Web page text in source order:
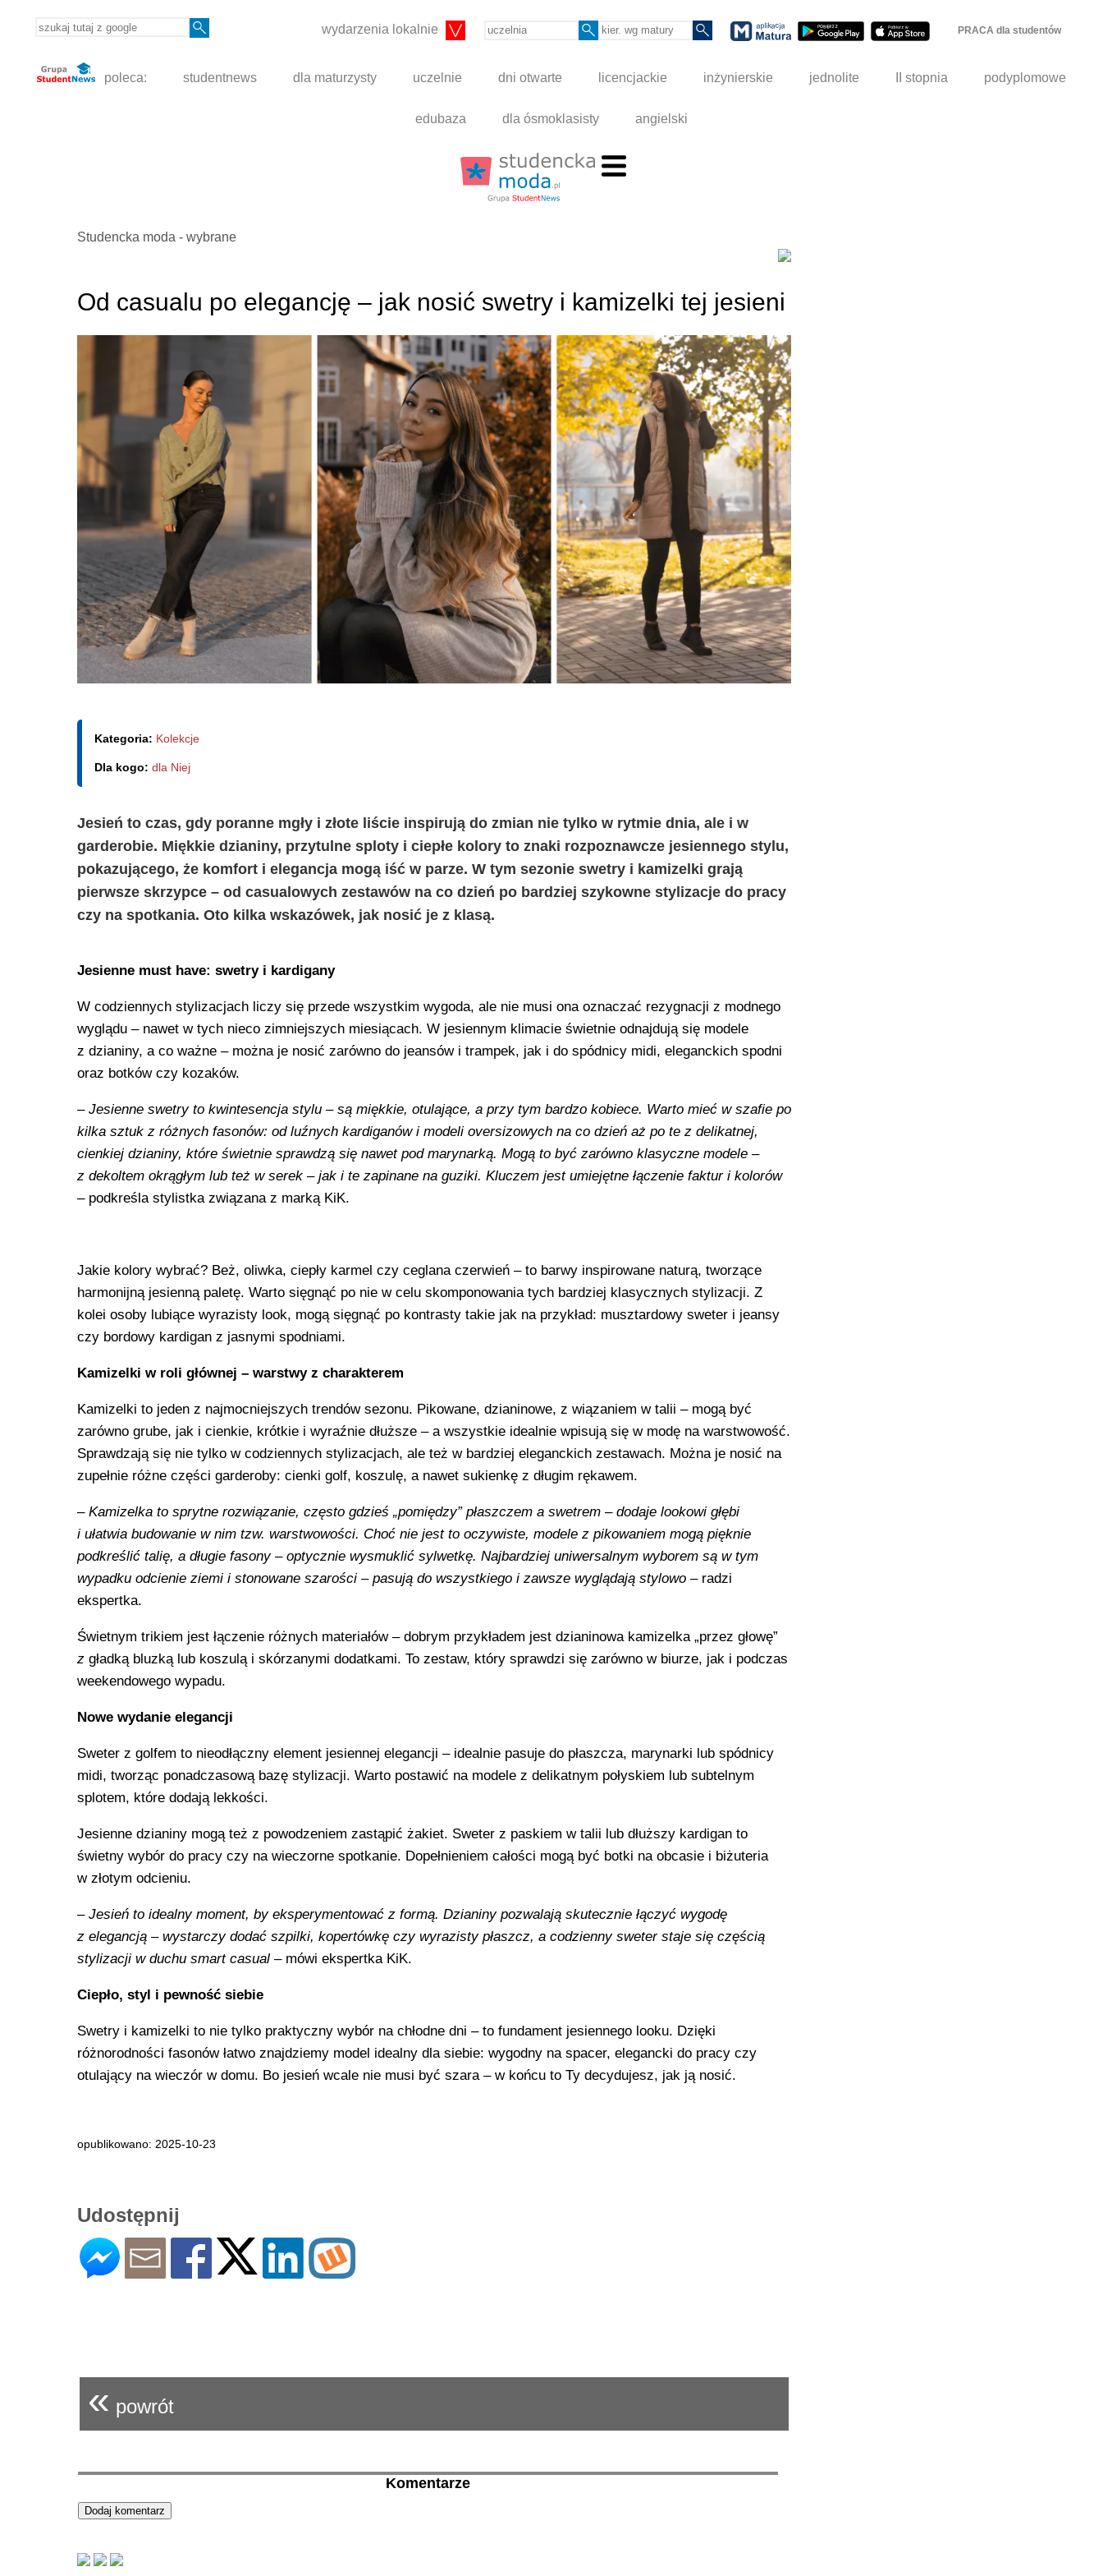
wydarzenia lokalnie PRACA dla studentów
poleca: studentnews dla maturzysty uczelnie dni otwarte licencjackie inżynierskie jednolite II stopnia podyplomowe
edubaza dla ósmoklasisty angielski
Studencka moda - wybrane
Od casualu po elegancję – jak nosić swetry i kamizelki tej jesieni
Kategoria: Kolekcje
Dla kogo: dla Niej
Jesień to czas, gdy poranne mgły i złote liście inspirują do zmian nie tylko w rytmie dnia, ale i w
garderobie. Miękkie dzianiny, przytulne sploty i ciepłe kolory to znaki rozpoznawcze jesiennego stylu,
pokazującego, że komfort i elegancja mogą iść w parze. W tym sezonie swetry i kamizelki grają
pierwsze skrzypce – od casualowych zestawów na co dzień po bardziej szykowne stylizacje do pracy
czy na spotkania. Oto kilka wskazówek, jak nosić je z klasą.
Jesienne must have: swetry i kardigany
W codziennych stylizacjach liczy się przede wszystkim wygoda, ale nie musi ona oznaczać rezygnacji z modnego
wyglądu – nawet w tych nieco zimniejszych miesiącach. W jesiennym klimacie świetnie odnajdują się modele
z dzianiny, a co ważne – można je nosić zarówno do jeansów i trampek, jak i do spódnicy midi, eleganckich spodni
oraz botków czy kozaków.
– Jesienne swetry to kwintesencja stylu – są miękkie, otulające, a przy tym bardzo kobiece. Warto mieć w szafie po
kilka sztuk z różnych fasonów: od luźnych kardiganów i modeli oversizowych na co dzień aż po te z delikatnej,
cienkiej dzianiny, które świetnie sprawdzą się nawet pod marynarką. Mogą to być zarówno klasyczne modele –
z dekoltem okrągłym lub też w serek – jak i te zapinane na guziki. Kluczem jest umiejętne łączenie faktur i kolorów
– podkreśla stylistka związana z marką KiK.
Jakie kolory wybrać? Beż, oliwka, ciepły karmel czy ceglana czerwień – to barwy inspirowane naturą, tworzące
harmonijną jesienną paletę. Warto sięgnąć po nie w celu skomponowania tych bardziej klasycznych stylizacji. Z
kolei osoby lubiące wyrazisty look, mogą sięgnąć po kontrasty takie jak na przykład: musztardowy sweter i jeansy
czy bordowy kardigan z jasnymi spodniami.
Kamizelki w roli głównej – warstwy z charakterem
Kamizelki to jeden z najmocniejszych trendów sezonu. Pikowane, dzianinowe, z wiązaniem w talii – mogą być
zarówno grube, jak i cienkie, krótkie i wyraźnie dłuższe – a wszystkie idealnie wpisują się w modę na warstwowość.
Sprawdzają się nie tylko w codziennych stylizacjach, ale też w bardziej eleganckich zestawach. Można je nosić na
zupełnie różne części garderoby: cienki golf, koszulę, a nawet sukienkę z długim rękawem.
– Kamizelka to sprytne rozwiązanie, często gdzieś „pomiędzy” płaszczem a swetrem – dodaje lookowi głębi
i ułatwia budowanie w nim tzw. warstwowości. Choć nie jest to oczywiste, modele z pikowaniem mogą pięknie
podkreślić talię, a długie fasony – optycznie wysmuklić sylwetkę. Najbardziej uniwersalnym wyborem są w tym
wypadku odcienie ziemi i stonowane szarości – pasują do wszystkiego i zawsze wyglądają stylowo – radzi
ekspertka.
Świetnym trikiem jest łączenie różnych materiałów – dobrym przykładem jest dzianinowa kamizelka „przez głowę”
z gładką bluzką lub koszulą i skórzanymi dodatkami. To zestaw, który sprawdzi się zarówno w biurze, jak i podczas
weekendowego wypadu.
Nowe wydanie elegancji
Sweter z golfem to nieodłączny element jesiennej elegancji – idealnie pasuje do płaszcza, marynarki lub spódnicy
midi, tworząc ponadczasową bazę stylizacji. Warto postawić na modele z delikatnym połyskiem lub subtelnym
splotem, które dodają lekkości.
Jesienne dzianiny mogą też z powodzeniem zastąpić żakiet. Sweter z paskiem w talii lub dłuższy kardigan to
świetny wybór do pracy czy na wieczorne spotkanie. Dopełnieniem całości mogą być botki na obcasie i biżuteria
w złotym odcieniu.
– Jesień to idealny moment, by eksperymentować z formą. Dzianiny pozwalają skutecznie łączyć wygodę
z elegancją – wystarczy dodać szpilki, kopertówkę czy wyrazisty płaszcz, a codzienny sweter staje się częścią
stylizacji w duchu smart casual – mówi ekspertka KiK.
Ciepło, styl i pewność siebie
Swetry i kamizelki to nie tylko praktyczny wybór na chłodne dni – to fundament jesiennego looku. Dzięki
różnorodności fasonów łatwo znajdziemy model idealny dla siebie: wygodny na spacer, elegancki do pracy czy
otulający na wieczór w domu. Bo jesień wcale nie musi być szara – w końcu to Ty decydujesz, jak ją nosić.
opublikowano: 2025-10-23
Udostępnij
« powrót
Komentarze